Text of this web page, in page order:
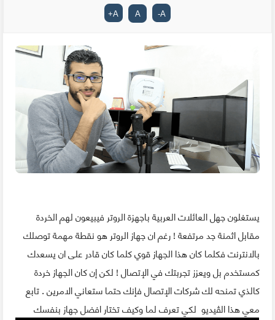
A
-
A
A
+
يستغلون جهل العائلات العربية باجهزة الروتر فيبيعون لهم الخردة
مقابل اثمنة جد مرتفعة ! رغم ان جهاز الروتر هو نقطة مهمة توصلك
بالانترنت فكلما كان هذا الجهاز قوي كلما كان قادر على ان يسعدك
كمستخدم بل ويعزز تجربتك في الإتصال ! لكن إن كان الجهاز خردة
كالذي تمنحه لك شركات الإتصال فإنك حتما ستعاني الامرين . تابع
معي هذا الڤيديو لكي تعرف لما وكيف تختار افضل جهاز بنفسك